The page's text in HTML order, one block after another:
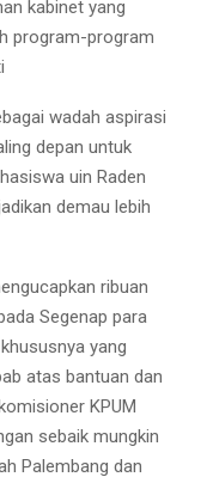
kabinet yang
program-program
wadah aspirasi
depan untuk
uin Raden
demau lebih
ribuan
Segenap para
yang
atas bantuan dan
KPUM
sebaik mungkin
Palembang dan